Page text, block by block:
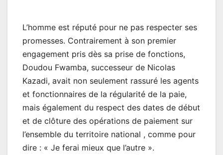
L’homme est réputé pour ne pas respecter ses
promesses. Contrairement à son premier
engagement pris dès sa prise de fonctions,
Doudou Fwamba, successeur de Nicolas
Kazadi, avait non seulement rassuré les agents
et fonctionnaires de la régularité de la paie,
mais également du respect des dates de début
et de clôture des opérations de paiement sur
l’ensemble du territoire national , comme pour
dire : « Je ferai mieux que l’autre ».